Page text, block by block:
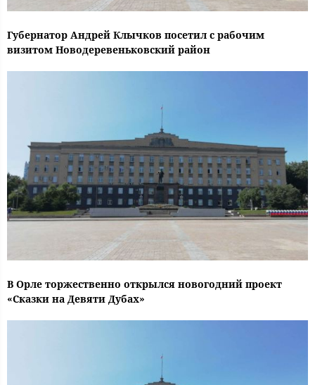
Губернатор Андрей Клычков посетил с рабочим
визитом Новодеревеньковский район
В Орле торжественно открылся новогодний проект
«Сказки на Девяти Дубах»